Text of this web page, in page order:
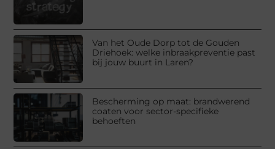
Van het Oude Dorp tot de Gouden
Driehoek: welke inbraakpreventie past
bij jouw buurt in Laren?
Bescherming op maat: brandwerend
coaten voor sector-specifieke
behoeften